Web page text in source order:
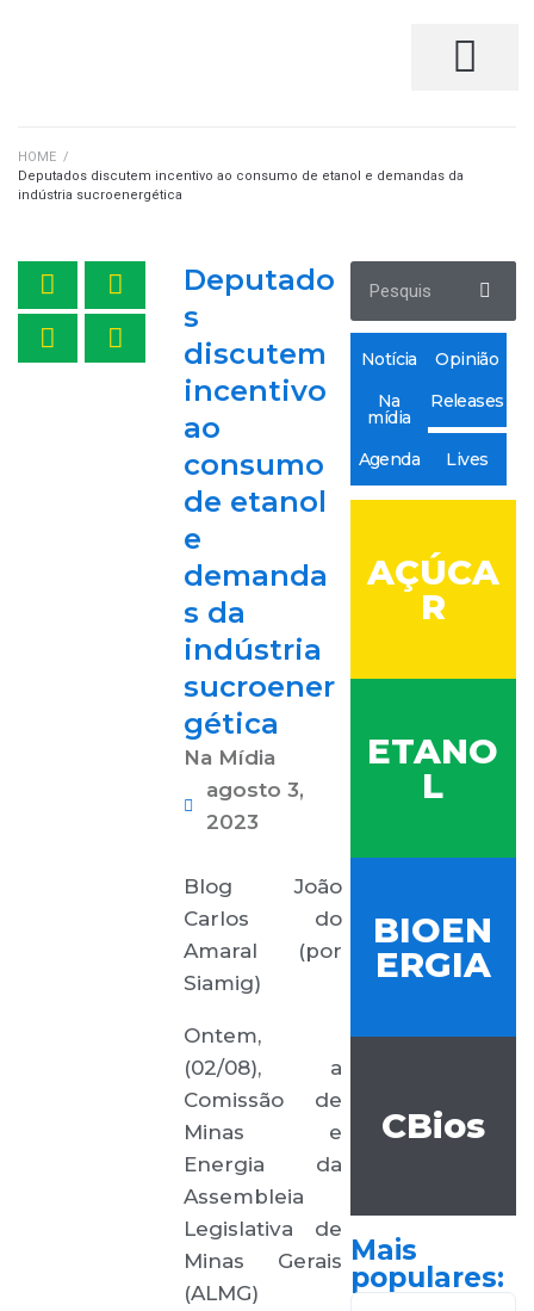
HOME /
Deputados discutem incentivo ao consumo de etanol e demandas da
indústria sucroenergética
Deputado
s
discutem
incentivo
ao
consumo
de etanol
e
demanda
s da
indústria
sucroener
gética
Na Mídia
agosto 3,
2023
Blog João
Carlos do
Amaral (por
Siamig)
Ontem,
(02/08), a
Comissão de
Minas e
Energia da
Assembleia
Legislativa de
Minas Gerais
(ALMG)
Notícia
Opinião
Na
mídia
Releases
Agenda Lives
AÇÚCA
R
ETANO
L
BIOEN
ERGIA
CBios
Mais
populares: